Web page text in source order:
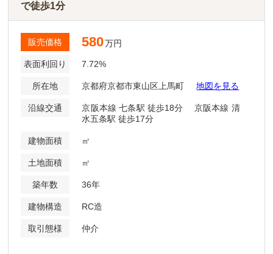
で徒歩1分
販売価格 580万円
表面利回り 7.72%
所在地 京都府京都市東山区上馬町 地図を見る
沿線交通
京阪本線 七条駅 徒歩18分 京阪本線 清
水五条駅 徒歩17分
建物面積 ㎡
土地面積 ㎡
築年数 36年
建物構造 RC造
取引態様 仲介